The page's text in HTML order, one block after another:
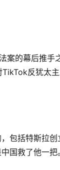
案的幕后推手
反犹太
包括特斯拉
国救了他一把。